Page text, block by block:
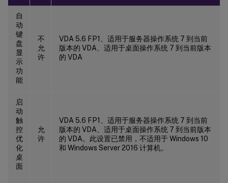
自
动
键
盘
显
示
功
能
不
允
许
VDA 5.6 FP1、适用于服务器操作系统 7 到当前
版本的 VDA、适用于桌面操作系统 7 到当前版本
的 VDA
启
动
触
控
优
化
桌
面
允
许
VDA 5.6 FP1、适用于服务器操作系统 7 到当前
版本的 VDA、适用于桌面操作系统 7 到当前版本
的 VDA。此设置已禁用，不适用于 Windows 10
和 Windows Server 2016 计算机。